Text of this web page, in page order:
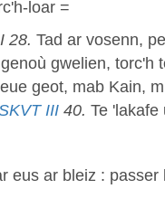
loar =
28. Tad ar vosenn,
gwelien, torc'h
geot, mab Kain,
III 40. Te
eus ar bleiz :